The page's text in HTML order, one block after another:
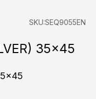
SKU:SEQ9055EN
35×45